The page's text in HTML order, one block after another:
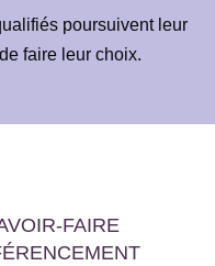
poursuivent leur
faire leur choix.
FAIRE